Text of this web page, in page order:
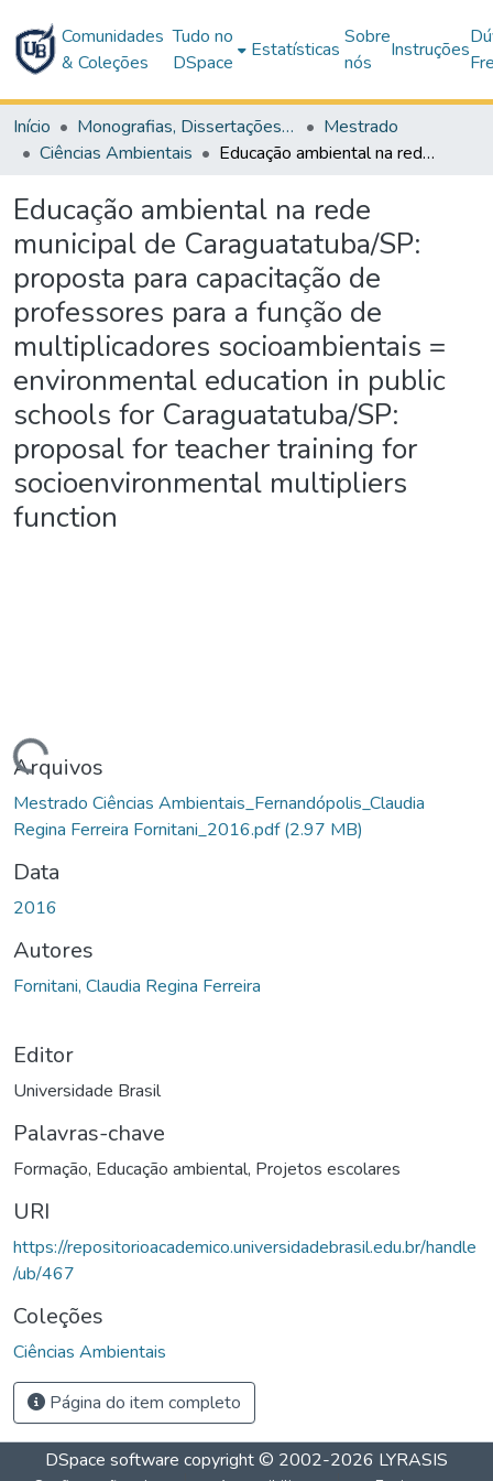
Comunidades
& Coleções
Tudo no
DSpace
Estatísticas
Sobre
nós
Instruções
Início Monografias, Dissertações e Teses
Mestrado
Ciências Ambientais
Educação ambiental na rede municipal de Caraguatatuba/SP: proposta para capacitação de professores para a função de multiplicadores socioambientais = environmental education in public schools for Caraguatatuba/SP: proposal for teacher training for socioenvironmental multipliers function
Educação ambiental na rede
municipal de Caraguatatuba/SP:
proposta para capacitação de
professores para a função de
multiplicadores socioambientais =
environmental education in public
schools for Caraguatatuba/SP:
proposal for teacher training for
socioenvironmental multipliers
function
Carregando...
Arquivos
Mestrado Ciências Ambientais_Fernandópolis_Claudia
Regina Ferreira Fornitani_2016.pdf(2.97 MB)
Data
2016
Autores
Fornitani, Claudia Regina Ferreira
Editor
Universidade Brasil
Palavras-chave
Formação, Educação ambiental, Projetos escolares
URI
https://repositorioacademico.universidadebrasil.edu.br/handle
/ub/467
Coleções
Ciências Ambientais
Página do item completo
DSpace software copyright © 2002-2026 LYRASIS